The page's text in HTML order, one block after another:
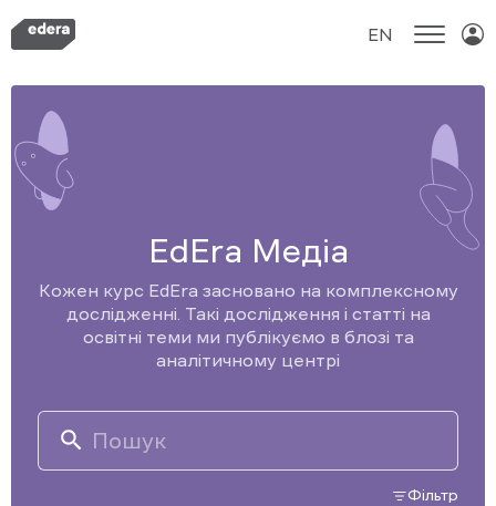
content
EN
EdEra Медіа
Кожен курс EdEra засновано на комплексному
дослідженні. Такі дослідження і статті на
освітні теми ми публікуємо в блозі та
аналітичному центрі
Search
for:
Фільтр